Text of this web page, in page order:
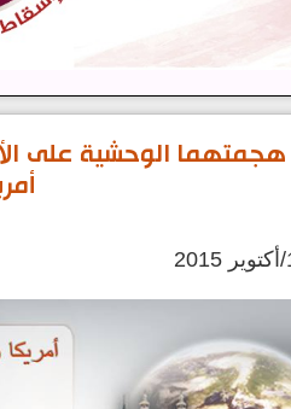
هجمتهما الوحشية على